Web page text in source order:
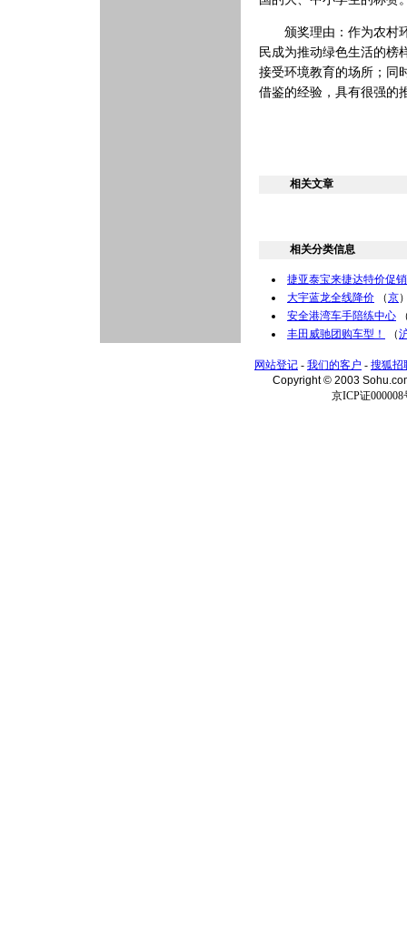
颁奖理由：作为农村环
民成为推动绿色生活的榜
接受环境教育的场所；同
借鉴的经验，具有很强的
相关文章
相关分类信息
捷亚泰宝来捷达特价促销
大宇蓝龙全线降价 （京
安全港湾车手陪练中心
丰田威驰团购车型！
（
网站登记 - 我们的客户 - 搜狐招
Copyright © 2003
京ICP证